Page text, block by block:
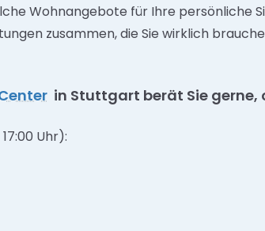
Wohnangebote für Ihre persönliche
zusammen, die Sie wirklich
in Stuttgart berät Sie gerne,
Uhr):